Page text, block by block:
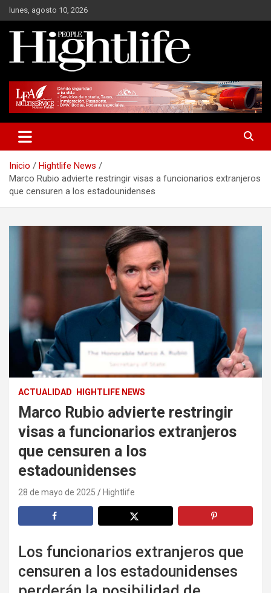
Saltar
al
contenido
lunes, agosto 10, 2026
Hight Life People
Inicio
Hightlife News
Marco Rubio advierte restringir visas a funcionarios extranjeros
que censuren a los estadounidenses
ACTUALIDAD HIGHTLIFE NEWS
Marco Rubio advierte restringir
visas a funcionarios extranjeros
que censuren a los
estadounidenses
28 de mayo de 2025 Hightlife
Los funcionarios extranjeros que
censuren a los estadounidenses